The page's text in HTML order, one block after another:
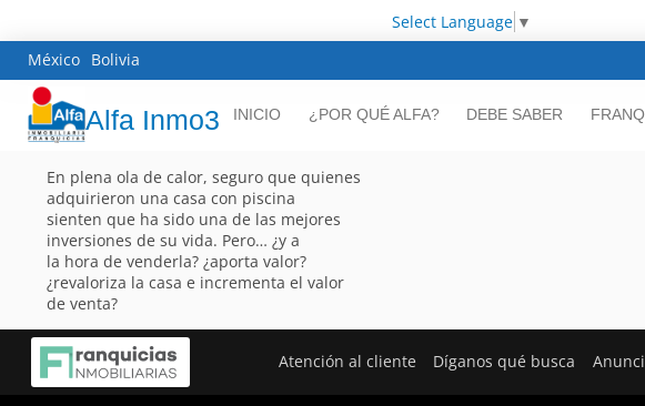
Select Language ▼
México Bolivia
Alfa Inmo3 INICIO ¿POR QUÉ ALFA? DEBE SABER
En plena ola de calor, seguro que quienes
adquirieron una casa con piscina
sienten que ha sido una de las mejores
inversiones de su vida. Pero… ¿y a
la hora de venderla? ¿aporta valor?
¿revaloriza la casa e incrementa el valor
de venta?
Atención al cliente Díganos qué busca